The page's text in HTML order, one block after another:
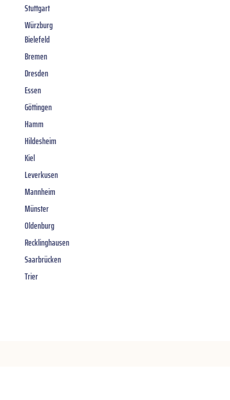
Stuttgart
Würzburg
Bielefeld
Bremen
Dresden
Essen
Göttingen
Hamm
Hildesheim
Kiel
Leverkusen
Mannheim
Münster
Oldenburg
Recklinghausen
Saarbrücken
Trier